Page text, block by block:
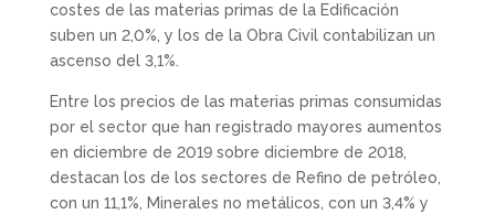
costes de las materias primas de la Edificación
suben un 2,0%, y los de la Obra Civil contabilizan un
ascenso del 3,1%.
Entre los precios de las materias primas consumidas
por el sector que han registrado mayores aumentos
en diciembre de 2019 sobre diciembre de 2018,
destacan los de los sectores de Refino de petróleo,
con un 11,1%, Minerales no metálicos, con un 3,4% y